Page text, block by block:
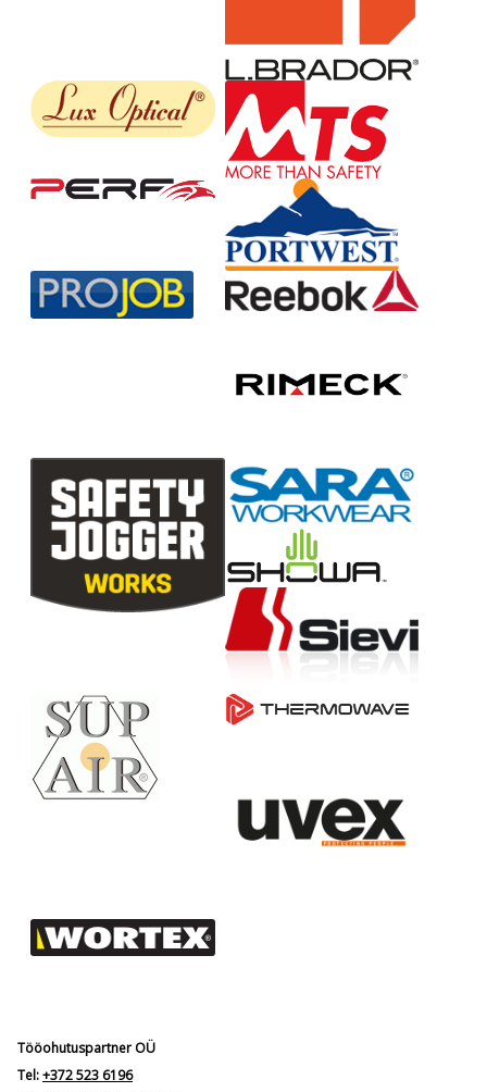
Tööohutuspartner OÜ
Tel:+372 523 6196